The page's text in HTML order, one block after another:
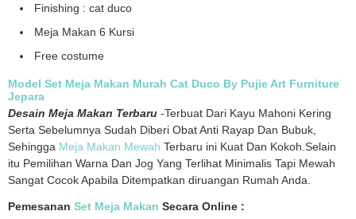
Finishing : cat duco
Meja Makan 6 Kursi
Free costume
Model Set Meja Makan Murah Cat Duco By Pujie Art Furniture
Jepara
Desain Meja Makan Terbaru -Terbuat Dari Kayu Mahoni Kering
Serta Sebelumnya Sudah Diberi Obat Anti Rayap Dan Bubuk,
Sehingga Meja Makan Mewah Terbaru ini Kuat Dan Kokoh.Selain
itu Pemilihan Warna Dan Jog Yang Terlihat Minimalis Tapi Mewah
Sangat Cocok Apabila Ditempatkan diruangan Rumah Anda.
Pemesanan Set Meja Makan Secara Online :